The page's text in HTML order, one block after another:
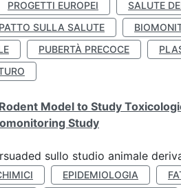
PROGETTI EUROPEI SALUTE
SULLA SALUTE
PUBERTÀ PRECOCE
Model to Study
Study
sullo studio animale
EPIDEMIOLOGIA